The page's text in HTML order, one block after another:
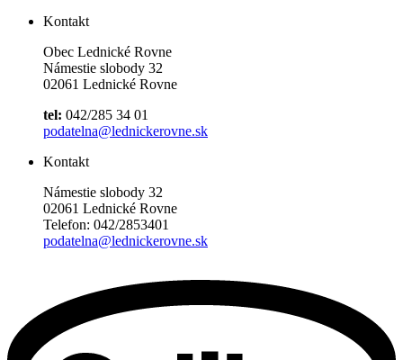
Kontakt
Obec Lednické Rovne
Námestie slobody 32
02061 Lednické Rovne
tel: 042/285 34 01
podatelna@lednickerovne.sk
Kontakt
Námestie slobody 32
02061 Lednické Rovne
Telefon: 042/2853401
podatelna@lednickerovne.sk